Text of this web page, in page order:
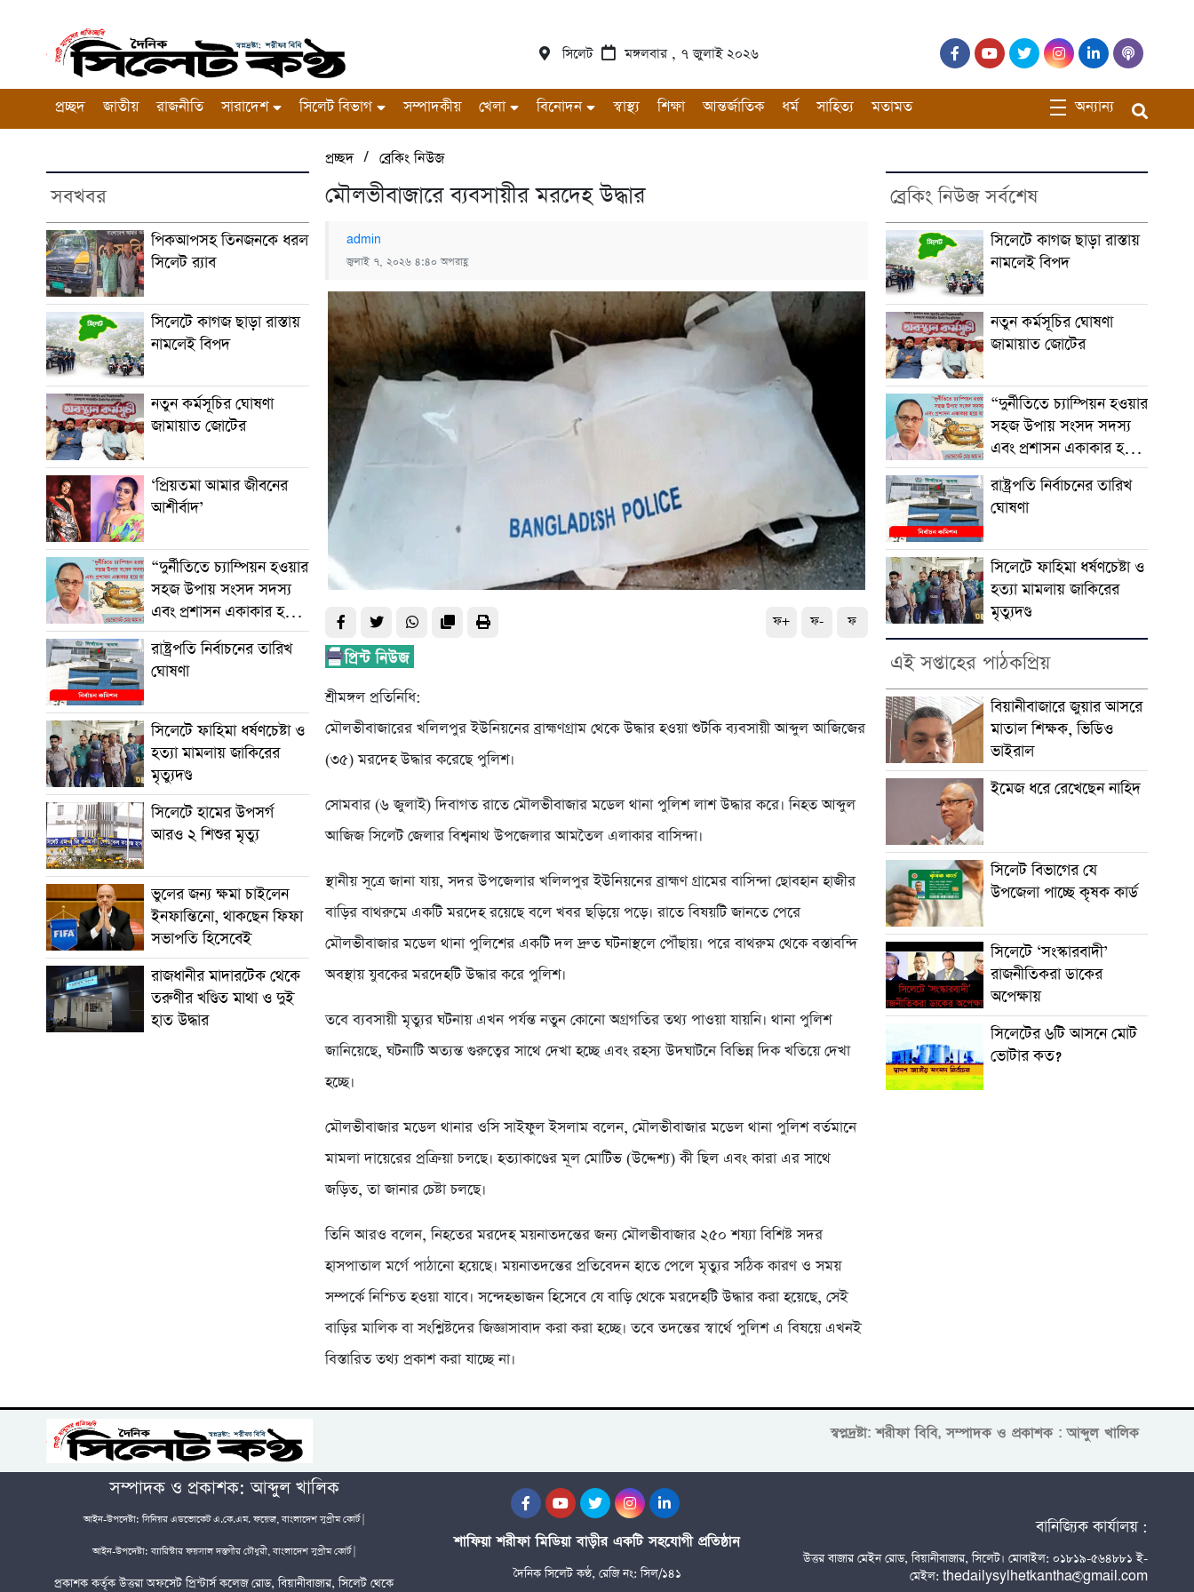
সিলেট মঙ্গলবার , ৭ জুলাই ২০২৬
প্রচ্ছদ জাতীয় রাজনীতি সারাদেশ সিলেট বিভাগ সম্পাদকীয় খেলা বিনোদন স্বাস্থ্য শিক্ষা আন্তর্জাতিক ধর্ম সাহিত্য মতামত অন্যান্য
সবখবর
পিকআপসহ তিনজনকে ধরল
সিলেট র‌্যাব
সিলেটে কাগজ ছাড়া রাস্তায়
নামলেই বিপদ
নতুন কর্মসূচির ঘোষণা
জামায়াত জোটের
‘প্রিয়তমা আমার জীবনের
আশীর্বাদ’
“দুর্নীতিতে চ্যাম্পিয়ন হওয়ার
সহজ উপায় সংসদ সদস্য
এবং প্রশাসন একাকার হয়ে
যাওয়া”
রাষ্ট্রপতি নির্বাচনের তারিখ
ঘোষণা
সিলেটে ফাহিমা ধর্ষণচেষ্টা ও
হত্যা মামলায় জাকিরের
মৃত্যুদণ্ড
সিলেটে হামের উপসর্গ
আরও ২ শিশুর মৃত্যু
ভুলের জন্য ক্ষমা চাইলেন
ইনফান্তিনো, থাকছেন ফিফা
সভাপতি হিসেবেই
রাজধানীর মাদারটেক থেকে
তরুণীর খণ্ডিত মাথা ও দুই
হাত উদ্ধার
প্রচ্ছদ/ব্রেকিং নিউজ
মৌলভীবাজারে ব্যবসায়ীর মরদেহ উদ্ধার
admin
জুলাই ৭, ২০২৬ ৪:৪০ অপরাহ্ণ
ফ+ ফ- ফ
শ্রীমঙ্গল প্রতিনিধি:
মৌলভীবাজারের খলিলপুর ইউনিয়নের ব্রাহ্মণগ্রাম থেকে উদ্ধার হওয়া শুটকি ব্যবসায়ী আব্দুল আজিজের
(৩৫) মরদেহ উদ্ধার করেছে পুলিশ।
সোমবার (৬ জুলাই) দিবাগত রাতে মৌলভীবাজার মডেল থানা পুলিশ লাশ উদ্ধার করে। নিহত আব্দুল
আজিজ সিলেট জেলার বিশ্বনাথ উপজেলার আমতৈল এলাকার বাসিন্দা।
স্থানীয় সূত্রে জানা যায়, সদর উপজেলার খলিলপুর ইউনিয়নের ব্রাহ্মণ গ্রামের বাসিন্দা ছোবহান হাজীর
বাড়ির বাথরুমে একটি মরদেহ রয়েছে বলে খবর ছড়িয়ে পড়ে। রাতে বিষয়টি জানতে পেরে
মৌলভীবাজার মডেল থানা পুলিশের একটি দল দ্রুত ঘটনাস্থলে পৌঁছায়। পরে বাথরুম থেকে বস্তাবন্দি
অবস্থায় যুবকের মরদেহটি উদ্ধার করে পুলিশ।
তবে ব্যবসায়ী মৃত্যুর ঘটনায় এখন পর্যন্ত নতুন কোনো অগ্রগতির তথ্য পাওয়া যায়নি। থানা পুলিশ
জানিয়েছে, ঘটনাটি অত্যন্ত গুরুত্বের সাথে দেখা হচ্ছে এবং রহস্য উদঘাটনে বিভিন্ন দিক খতিয়ে দেখা
হচ্ছে।
মৌলভীবাজার মডেল থানার ওসি সাইফুল ইসলাম বলেন, মৌলভীবাজার মডেল থানা পুলিশ বর্তমানে
মামলা দায়েরের প্রক্রিয়া চলছে। হত্যাকাণ্ডের মূল মোটিভ (উদ্দেশ্য) কী ছিল এবং কারা এর সাথে
জড়িত, তা জানার চেষ্টা চলছে।
তিনি আরও বলেন, নিহতের মরদেহ ময়নাতদন্তের জন্য মৌলভীবাজার ২৫০ শয্যা বিশিষ্ট সদর
হাসপাতাল মর্গে পাঠানো হয়েছে। ময়নাতদন্তের প্রতিবেদন হাতে পেলে মৃত্যুর সঠিক কারণ ও সময়
সম্পর্কে নিশ্চিত হওয়া যাবে। সন্দেহভাজন হিসেবে যে বাড়ি থেকে মরদেহটি উদ্ধার করা হয়েছে, সেই
বাড়ির মালিক বা সংশ্লিষ্টদের জিজ্ঞাসাবাদ করা করা হচ্ছে। তবে তদন্তের স্বার্থে পুলিশ এ বিষয়ে এখনই
বিস্তারিত তথ্য প্রকাশ করা যাচ্ছে না।
ব্রেকিং নিউজ সর্বশেষ
সিলেটে কাগজ ছাড়া রাস্তায়
নামলেই বিপদ
নতুন কর্মসূচির ঘোষণা
জামায়াত জোটের
“দুর্নীতিতে চ্যাম্পিয়ন হওয়ার
সহজ উপায় সংসদ সদস্য
এবং প্রশাসন একাকার হয়ে
যাওয়া”
রাষ্ট্রপতি নির্বাচনের তারিখ
ঘোষণা
সিলেটে ফাহিমা ধর্ষণচেষ্টা ও
হত্যা মামলায় জাকিরের
মৃত্যুদণ্ড
এই সপ্তাহের পাঠকপ্রিয়
বিয়ানীবাজারে জুয়ার আসরে
মাতাল শিক্ষক, ভিডিও
ভাইরাল
ইমেজ ধরে রেখেছেন নাহিদ
সিলেট বিভাগের যে
উপজেলা পাচ্ছে কৃষক কার্ড
সিলেটে ‘সংস্কারবাদী’
রাজনীতিকরা ডাকের
অপেক্ষায়
সিলেটের ৬টি আসনে মোট
ভোটার কত?
স্বপ্নদ্রষ্টা: শরীফা বিবি, সম্পাদক ও প্রকাশক : আব্দুল খালিক
সম্পাদক ও প্রকাশক: আব্দুল খালিক
আইন-উপদেষ্টা: সিনিয়র এডভোকেট এ.কে.এম. ফয়েজ, বাংলাদেশ সুপ্রীম কোর্ট |
আইন-উপদেষ্টা: ব্যারিস্টার ফয়সাল দস্তগীর চৌধুরী, বাংলাদেশ সুপ্রীম কোর্ট |
প্রকাশক কর্তৃক উত্তরা অফসেট প্রিন্টার্স কলেজ রোড, বিয়ানীবাজার, সিলেট থেকে
শাফিয়া শরীফা মিডিয়া বাড়ীর একটি সহযোগী প্রতিষ্ঠান
দৈনিক সিলেট কণ্ঠ, রেজি নং: সিল/১৪১
বানিজ্যিক কার্যালয় :
উত্তর বাজার মেইন রোড, বিয়ানীবাজার, সিলেট। মোবাইল: ০১৮১৯-৫৬৪৮৮১ ই-
মেইল: thedailysylhetkantha@gmail.com